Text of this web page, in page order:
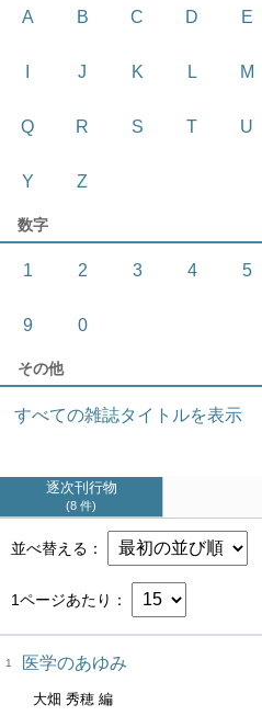
A B C D E
J K L M
Q R S T U
Y Z
数字
1 2 3 4 5
9 0
その他
すべての雑誌タイトルを表示
逐次刊行物
8 件
並べ替える
1ページあたり
1 医学のあゆみ
大畑 秀穂 編